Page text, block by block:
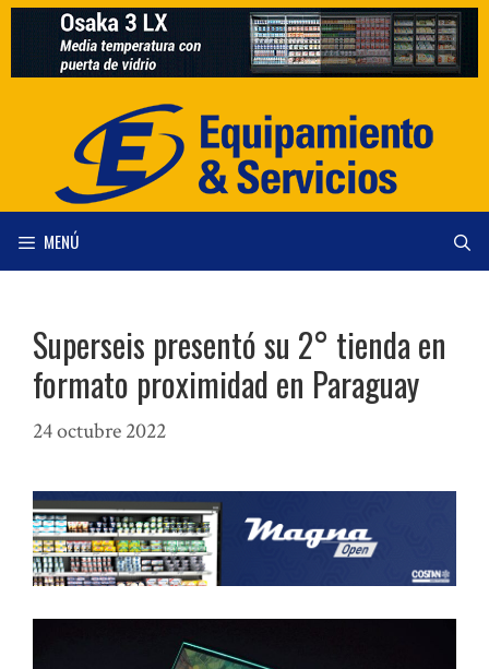
Saltar
contenido
MENÚ
Superseis presentó su 2° tienda en
formato proximidad en Paraguay
24 octubre 2022